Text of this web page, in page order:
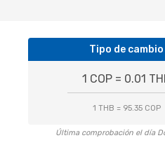
Tipo de cambio
1 COP = 0.01
1 THB = 95.35 COP
Última comprobación el día